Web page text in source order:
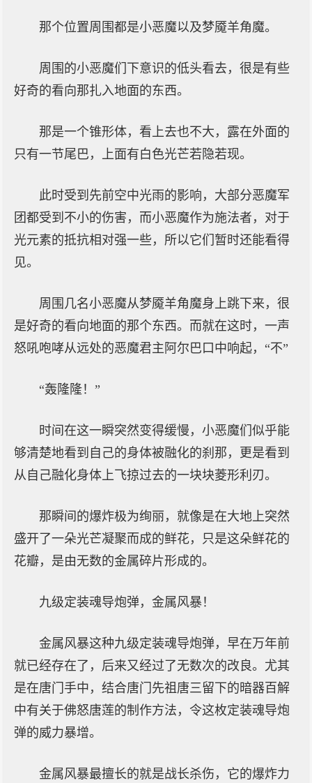
那个位置周围都是小恶魔以及梦魇羊角魔。
周围的小恶魔们下意识的低头看去，很是有些
好奇的看向那扎入地面的东西。
那是一个锥形体，看上去也不大，露在外面的
只有一节尾巴，上面有白色光芒若隐若现。
此时受到先前空中光雨的影响，大部分恶魔军
团都受到不小的伤害，而小恶魔作为施法者，对于
光元素的抵抗相对强一些，所以它们暂时还能看得
见。
周围几名小恶魔从梦魇羊角魔身上跳下来，很
是好奇的看向地面的那个东西。而就在这时，一声
怒吼咆哮从远处的恶魔君主阿尔巴口中响起，“不”
“轰隆隆！”
时间在这一瞬突然变得缓慢，小恶魔们似乎能
够清楚地看到自己的身体被融化的刹那，更是看到
从自己融化身体上飞掠过去的一块块菱形利刃。
那瞬间的爆炸极为绚丽，就像是在大地上突然
盛开了一朵光芒凝聚而成的鲜花，只是这朵鲜花的
花瓣，是由无数的金属碎片形成的。
九级定装魂导炮弹，金属风暴！
金属风暴这种九级定装魂导炮弹，早在万年前
就已经存在了，后来又经过了无数次的改良。尤其
是在唐门手中，结合唐门先祖唐三留下的暗器百解
中有关于佛怒唐莲的制作方法，令这枚定装魂导炮
弹的威力暴增。
金属风暴最擅长的就是战长杀伤，它的爆炸力